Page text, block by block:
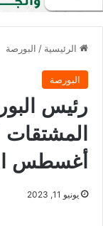
الرئيسية / البورصة
البورصة
رئيس
المشتقات
أغسطس
يونيو 11, 2023